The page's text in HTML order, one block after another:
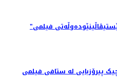
"ئەزموون" لە به‌شی پێشبڕکێی فێستیڤاڵینێوده‌وڵه‌تی فیلمی
پیرۆزبایی لە ستافی فیلمی